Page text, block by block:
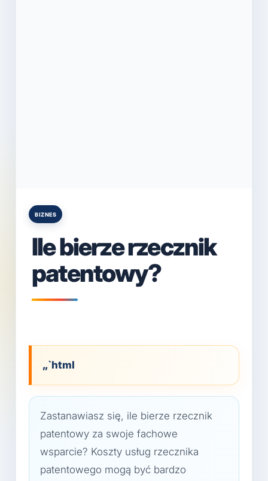
Posted
BIZNES
Ile bierze rzecznik
patentowy?
„`html
Zastanawiasz się, ile bierze rzecznik
patentowy za swoje fachowe
wsparcie? Koszty usług rzecznika
patentowego mogą być bardzo